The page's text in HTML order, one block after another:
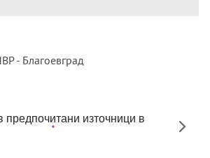
- Благоевград
предпочитани източници в